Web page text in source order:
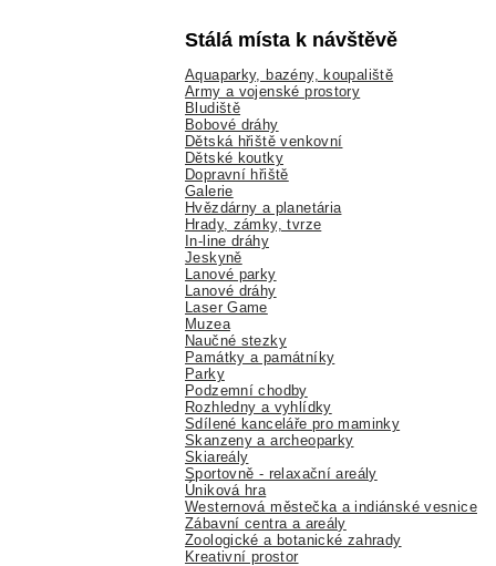
Stálá místa k návštěvě
Aquaparky, bazény, koupaliště
Army a vojenské prostory
Bludiště
Bobové dráhy
Dětská hřiště venkovní
Dětské koutky
Dopravní hřiště
Galerie
Hvězdárny a planetária
Hrady, zámky, tvrze
In-line dráhy
Jeskyně
Lanové parky
Lanové dráhy
Laser Game
Muzea
Naučné stezky
Památky a památníky
Parky
Podzemní chodby
Rozhledny a vyhlídky
Sdílené kanceláře pro maminky
Skanzeny a archeoparky
Skiareály
Sportovně - relaxační areály
Úniková hra
Westernová městečka a indiánské vesnice
Zábavní centra a areály
Zoologické a botanické zahrady
Kreativní prostor